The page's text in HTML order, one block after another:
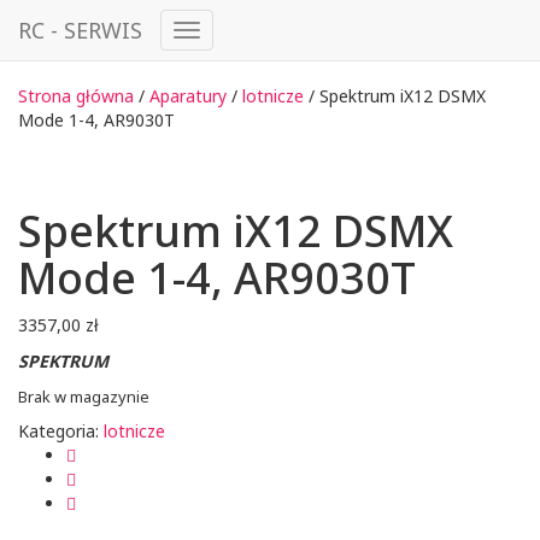
RC - SERWIS
Przełącz
Strona główna / Aparatury / lotnicze / Spektrum iX12 DSMX
Mode 1-4, AR9030T
Spektrum iX12 DSMX
Mode 1-4, AR9030T
3357,00 zł
SPEKTRUM
Brak w magazynie
Kategoria: lotnicze